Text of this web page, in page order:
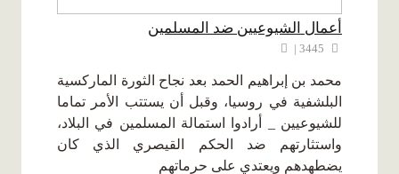
أعمال الشيوعيين ضد المسلمين
محمد بن إبراهيم الحمد بعد نجاح الثورة الماركسية
البلشفية في روسيا، وقبل أن يستتب الأمر تماما
للشيوعيين _ أرادوا استمالة المسلمين في البلاد،
واستثارتهم ضد الحكم القيصري الذي كان
يضطهدهم ويعتدي على حرماتهم